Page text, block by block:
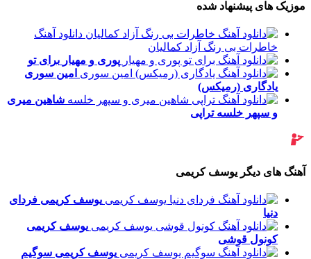
موزیک های پیشنهاد شده
دانلود آهنگ
خاطرات بی رنگ آزاد کمالیان
پوری و مهیار برای تو
امین سوری
یادگاری (رمیکس)
شاهین میری
و سپهر خلسه تراپی
آهنگ های دیگر یوسف کریمی
یوسف کریمی فردای
دنیا
یوسف کریمی
کونول قوشی
یوسف کریمی سوگیم